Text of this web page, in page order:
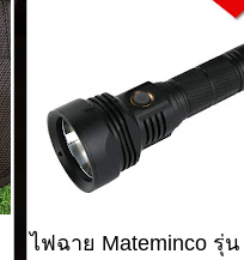
ไฟฉาย Mateminco รุ่น